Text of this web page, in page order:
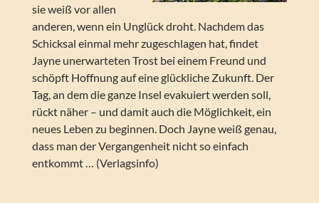
sie weiß vor allen
anderen, wenn ein Unglück droht. Nachdem das
Schicksal einmal mehr zugeschlagen hat, findet
Jayne unerwarteten Trost bei einem Freund und
schöpft Hoffnung auf eine glückliche Zukunft. Der
Tag, an dem die ganze Insel evakuiert werden soll,
rückt näher – und damit auch die Möglichkeit, ein
neues Leben zu beginnen. Doch Jayne weiß genau,
dass man der Vergangenheit nicht so einfach
entkommt … (Verlagsinfo)